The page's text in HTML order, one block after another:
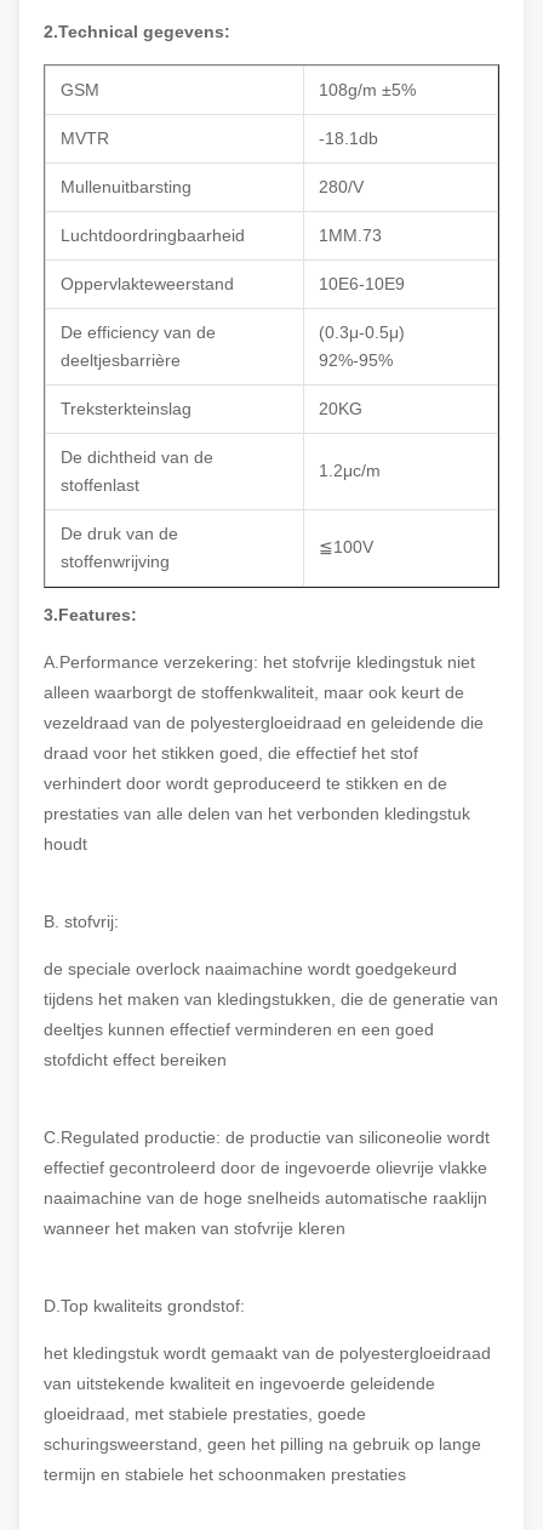
2.Technical gegevens:
GSM 108g/m ±5%
MVTR -18.1db
Mullenuitbarsting 280/V
Luchtdoordringbaarheid 1MM.73
Oppervlakteweerstand 10E6-10E9
De efficiency van de
deeltjesbarrière
(0.3μ-0.5μ)
92%-95%
Treksterkteinslag 20KG
De dichtheid van de
stoffenlast
1.2μc/m
De druk van de
stoffenwrijving
≦100V
3.Features:
A.Performance verzekering: het stofvrije kledingstuk niet
alleen waarborgt de stoffenkwaliteit, maar ook keurt de
vezeldraad van de polyestergloeidraad en geleidende die
draad voor het stikken goed, die effectief het stof
verhindert door wordt geproduceerd te stikken en de
prestaties van alle delen van het verbonden kledingstuk
houdt
B. stofvrij:
de speciale overlock naaimachine wordt goedgekeurd
tijdens het maken van kledingstukken, die de generatie van
deeltjes kunnen effectief verminderen en een goed
stofdicht effect bereiken
C.Regulated productie: de productie van siliconeolie wordt
effectief gecontroleerd door de ingevoerde olievrije vlakke
naaimachine van de hoge snelheids automatische raaklijn
wanneer het maken van stofvrije kleren
D.Top kwaliteits grondstof:
het kledingstuk wordt gemaakt van de polyestergloeidraad
van uitstekende kwaliteit en ingevoerde geleidende
gloeidraad, met stabiele prestaties, goede
schuringsweerstand, geen het pilling na gebruik op lange
termijn en stabiele het schoonmaken prestaties